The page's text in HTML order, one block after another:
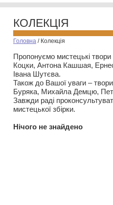
КОЛЕКЦІЯ
Головна / Колекція
Пропонуємо мистецькі
Коцки, Антона Кашшая,
Івана Шутєва.
Також до Вашої уваги –
Буряка, Михайла Демцю,
Завжди раді
мистецької збірки.
Нiчого не знайдено